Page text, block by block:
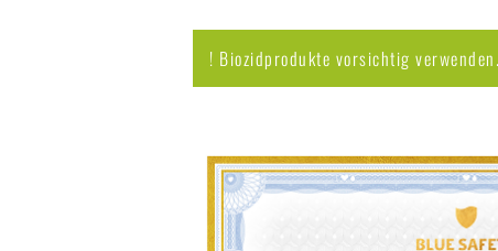
! Biozidprodukte vorsichtig